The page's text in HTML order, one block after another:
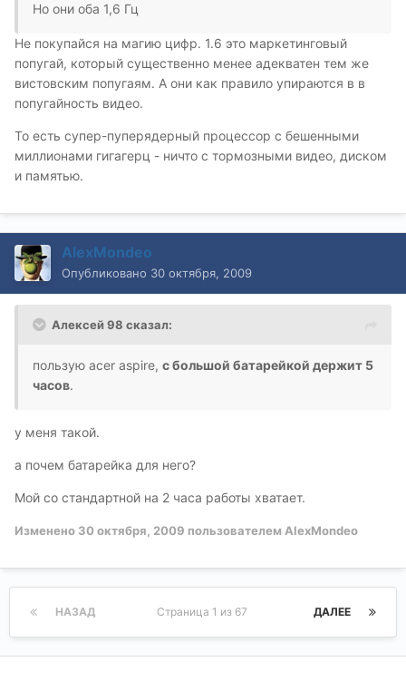
Но они оба 1,6 Гц
Не покупайся на магию цифр. 1.6 это маркетинговый
попугай, который существенно менее адекватен тем же
вистовским попугаям. А они как правило упираются в в
попугайность видео.
То есть супер-пуперядерный процессор с бешенными
миллионами гигагерц - ничто с тормозными видео, диском
и памятью.
AlexMondeo
Опубликовано 30 октября, 2009
Алексей 98 сказал:
пользую acer aspire, с большой батарейкой держит 5
часов.
у меня такой.
а почем батарейка для него?
Мой со стандартной на 2 часа работы хватает.
Изменено 30 октября, 2009 пользователем AlexMondeo
НАЗАД ДАЛЕЕ
Страница 1 из 67